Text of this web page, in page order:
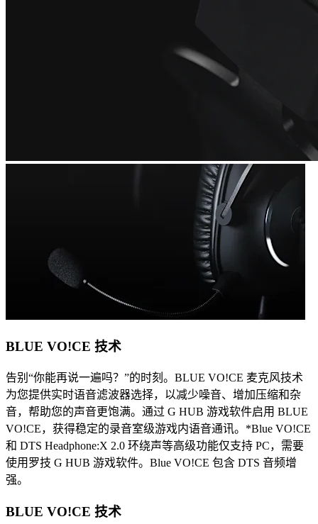
BLUE VO!CE 技术
告别“你能再说一遍吗？”的时刻。BLUE VO!CE 麦克风技术
为您提供实时语音滤波器选择，以减少噪音、增加压缩和杂
音，帮助您的声音更饱满。通过 G HUB 游戏软件启用 BLUE
VO!CE，获得稳定的录音室级游戏内语音通讯。*Blue VO!CE
和 DTS Headphone:X 2.0 环绕声等高级功能仅支持 PC，需要
使用罗技 G HUB 游戏软件。Blue VO!CE 包含 DTS 音频增
强。
BLUE VO!CE 技术